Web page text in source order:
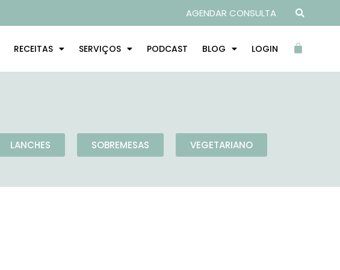
AGENDAR CONSULTA
RECEITAS SERVIÇOS PODCAST BLOG LOGIN
LANCHES SOBREMESAS VEGETARIANO